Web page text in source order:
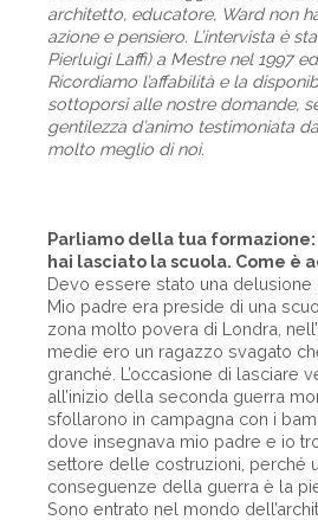
architetto, educatore, Ward non
azione e pensiero. L’intervista è
Pierluigi Laffi) a Mestre nel 1997
Ricordiamo l’affabilità e la
sottoporsi alle nostre domande,
gentilezza d’animo testimoniata
molto meglio di noi.
Parliamo della tua
hai lasciato la scuola. Come è
Devo essere stato una delusione
Mio padre era preside di una
zona molto povera di Londra,
medie ero un ragazzo svagato
granché. L’occasione di lasciare
all’inizio della seconda guerra
sfollarono in campagna con i
dove insegnava mio padre e io
settore delle costruzioni, perché
conseguenze della guerra è la
Sono entrato nel mondo